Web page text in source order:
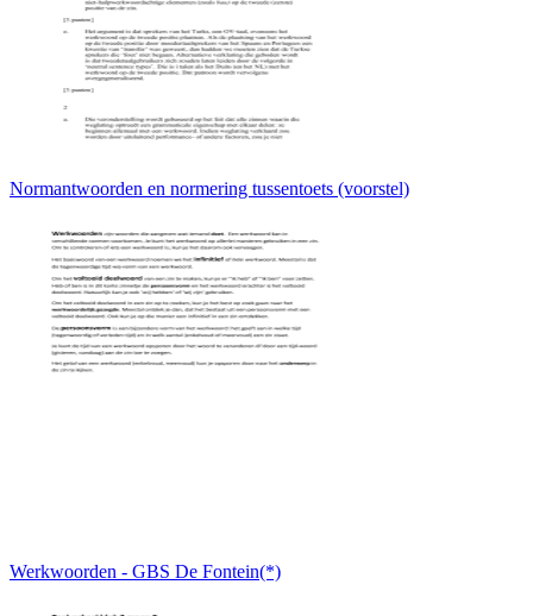
Normantwoorden en normering tussentoets (voorstel)
Werkwoorden - GBS De Fontein(*)